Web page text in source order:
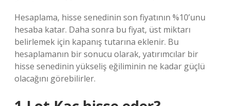
Hesaplama, hisse senedinin son fiyatının %10’unu
hesaba katar. Daha sonra bu fiyat, üst miktarı
belirlemek için kapanış tutarına eklenir. Bu
hesaplamanın bir sonucu olarak, yatırımcılar bir
hisse senedinin yükseliş eğiliminin ne kadar güçlü
olacağını görebilirler.